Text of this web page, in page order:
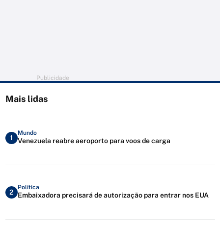
Publicidade
Mais lidas
1
Mundo
Venezuela reabre aeroporto para voos de carga
2
Política
Embaixadora precisará de autorização para entrar nos EUA